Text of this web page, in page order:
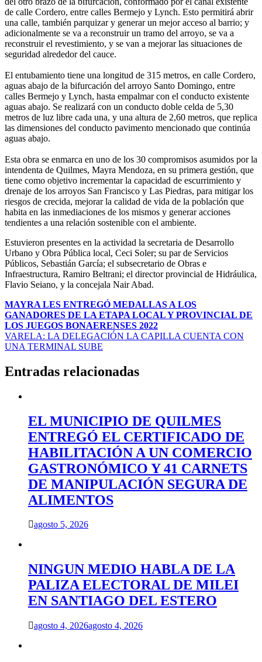
de calle Cordero, entre calles Bermejo y Lynch. Esto permitirá abrir
una calle, también parquizar y generar un mejor acceso al barrio; y
adicionalmente se va a reconstruir un tramo del arroyo, se va a
reconstruir el revestimiento, y se van a mejorar las situaciones de
seguridad alrededor del cauce.
El entubamiento tiene una longitud de 315 metros, en calle Cordero,
aguas abajo de la bifurcación del arroyo Santo Domingo, entre
calles Bermejo y Lynch, hasta empalmar con el conducto existente
aguas abajo. Se realizará con un conducto doble celda de 5,30
metros de luz libre cada una, y una altura de 2,60 metros, que replica
las dimensiones del conducto pavimento mencionado que continúa
aguas abajo.
Esta obra se enmarca en uno de los 30 compromisos asumidos por la
intendenta de Quilmes, Mayra Mendoza, en su primera gestión, que
tiene como objetivo incrementar la capacidad de escurrimiento y
drenaje de los arroyos San Francisco y Las Piedras, para mitigar los
riesgos de crecida, mejorar la calidad de vida de la población que
habita en las inmediaciones de los mismos y generar acciones
tendientes a una relación sostenible con el ambiente.
Estuvieron presentes en la actividad la secretaria de Desarrollo
Urbano y Obra Pública local, Ceci Soler; su par de Servicios
Públicos, Sebastián García; el subsecretario de Obras e
Infraestructura, Ramiro Beltrani; el director provincial de Hidráulica,
Flavio Seiano, y la concejala Nair Abad.
Navegación
de
entradas
MAYRA LES ENTREGÓ MEDALLAS A LOS
GANADORES DE LA ETAPA LOCAL Y PROVINCIAL DE
LOS JUEGOS BONAERENSES 2022
VARELA: LA DELEGACIÓN LA CAPILLA CUENTA CON
UNA TERMINAL SUBE
Entradas relacionadas
EL MUNICIPIO DE QUILMES
ENTREGÓ EL CERTIFICADO DE
HABILITACIÓN A UN COMERCIO
GASTRONÓMICO Y 41 CARNETS
DE MANIPULACIÓN SEGURA DE
ALIMENTOS
agosto 5, 2026
NINGUN MEDIO HABLA DE LA
PALIZA ELECTORAL DE MILEI
EN SANTIAGO DEL ESTERO
agosto 4, 2026agosto 4, 2026